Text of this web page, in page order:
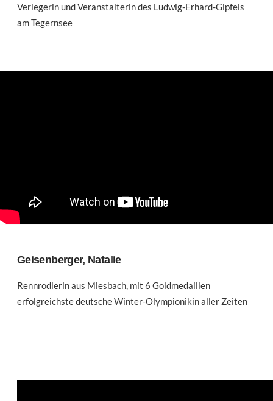
Verlegerin und Veranstalterin des Ludwig-Erhard-Gipfels
am Tegernsee
Geisenberger, Natalie
Rennrodlerin aus Miesbach, mit 6 Goldmedaillen
erfolgreichste deutsche Winter-Olympionikin aller Zeiten